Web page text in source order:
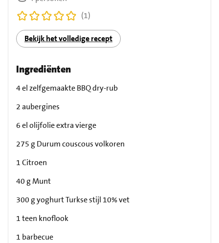
(1)
Bekijk het volledige recept
Ingrediënten
4 el zelfgemaakte BBQ dry-rub
2 aubergines
6 el olijfolie extra vierge
275 g Durum couscous volkoren
1 Citroen
40 g Munt
300 g yoghurt Turkse stijl 10% vet
1 teen knoflook
1 barbecue